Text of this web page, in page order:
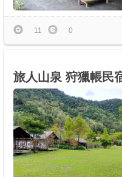
11 0
旅人山泉 狩獵帳民